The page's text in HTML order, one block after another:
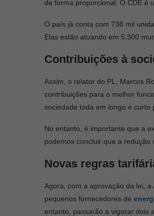
de forma proporcional. O CDE é
O país já conta com 738 mil
Elas estão atuando em 5.300
Contribuições à
Assim, o relator do PL, Marcos
contribuições para o melhor
sociedade toda em longo e curto
No entanto, é importante que a
podemos concluir que a redução
Novas regras
Agora, com a aprovação da lei,
pequenos fornecedores de
entanto, passarão a vigorar dois